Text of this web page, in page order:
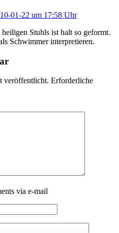
01-22 um 17:58 Uhr
Stuhls ist halt so geformt.
Schwimmer interpretieren.
veröffentlicht. Erforderliche
via e-mail